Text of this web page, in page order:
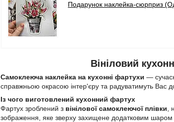
Подарунок наклейка-сюрприз
Вініловий
Самоклеюча наклейка на кухонні фартухи —
справжньою окрасою інтер'єру та радуватимуть Вас
Із чого виготовлений кухонний фартух
Фартух зроблений з вінілової самоклеючої плівки
зображення, яке зверху захищене додатковим шаром